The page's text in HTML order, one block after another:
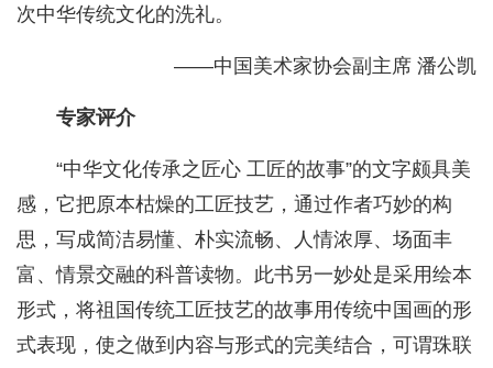
次中华传统文化的洗礼。
——中国美术家协会副主席 潘公凯
专家评介
“中华文化传承之匠心 工匠的故事”的文字颇具美
感，它把原本枯燥的工匠技艺，通过作者巧妙的构
思，写成简洁易懂、朴实流畅、人情浓厚、场面丰
富、情景交融的科普读物。此书另一妙处是采用绘本
形式，将祖国传统工匠技艺的故事用传统中国画的形
式表现，使之做到内容与形式的完美结合，可谓珠联